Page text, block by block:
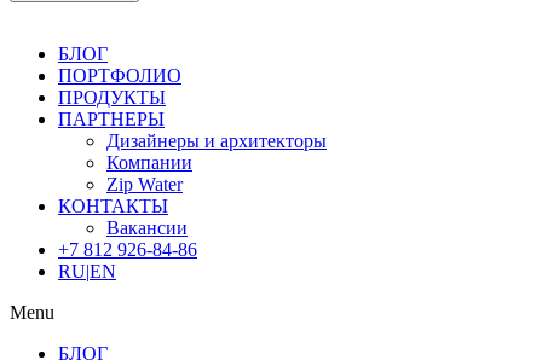
БЛОГ
ПОРТФОЛИО
ПРОДУКТЫ
ПАРТНЕРЫ
Дизайнеры и архитекторы
Компании
Zip Water
КОНТАКТЫ
Вакансии
+7 812 926-84-86
RU|EN
Menu
БЛОГ